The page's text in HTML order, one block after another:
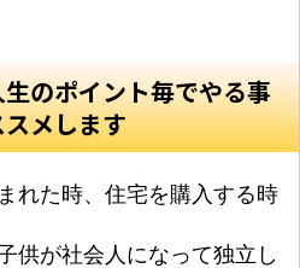
のポイント毎でやる事
メします
れた時、住宅を購入する時
供が社会人になって独立し